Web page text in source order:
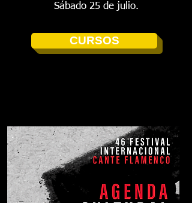
Sábado 25 de julio.
CURSOS